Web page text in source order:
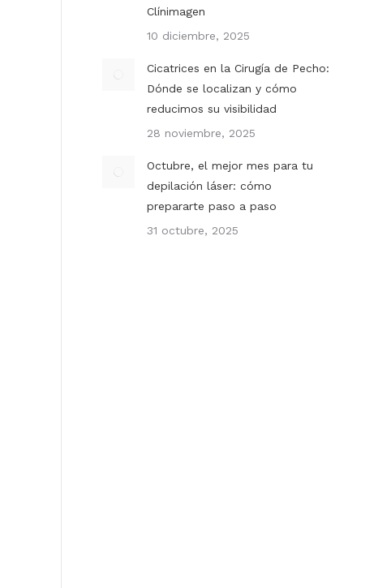
Clínimagen
10 diciembre, 2025
Cicatrices en la Cirugía de Pecho:
Dónde se localizan y cómo
reducimos su visibilidad
28 noviembre, 2025
Octubre, el mejor mes para tu
depilación láser: cómo
prepararte paso a paso
31 octubre, 2025